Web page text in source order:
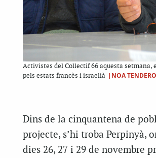
Activistes del Collectif 66 aquesta
pels estats francès i israelià |NOA TENDERO
Dins de la cinquantena de
projecte, s’hi troba Perpinyà,
dies 26, 27 i 29 de novembre